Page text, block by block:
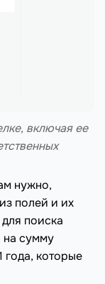
включая ее
нужно,
полей и их
поиска
на сумму
года, которые